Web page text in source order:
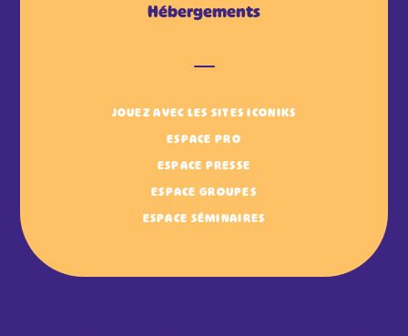
Hébergements
JOUEZ AVEC LES SITES ICONIKS
ESPACE PRO
ESPACE PRESSE
ESPACE GROUPES
ESPACE SÉMINAIRES